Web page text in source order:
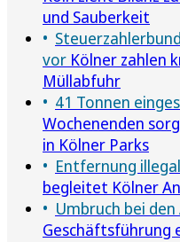
und Sauberkeit
vor Kölner zahlen
Müllabfuhr
41 Tonnen
Wochenenden
in Kölner Parks
Entfernung
begleitet Kölner
Umbruch bei den
Geschäftsführung